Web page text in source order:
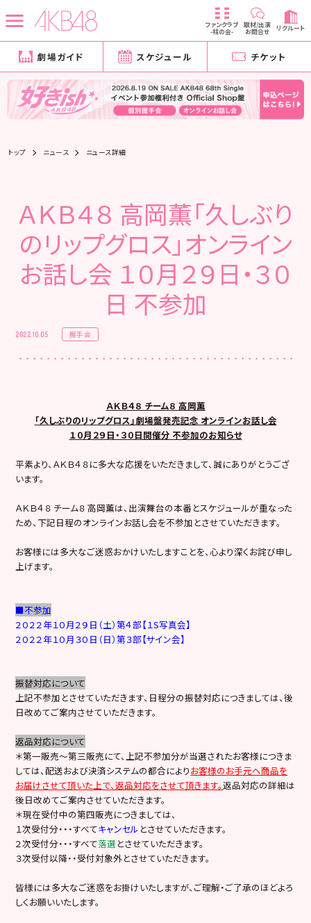
ファンクラブ
-柱の会-
取材/出演
お問合せ リクルート
劇場ガイド スケジュール チケット
トップ ニュース ニュース詳細
ＡＫＢ４８ 高岡薫「久しぶり
のリップグロス」オンライン
お話し会 １０月２９日・３０
日 不参加
2022.10.05 握手会
ＡＫＢ４８ チーム８ 高岡薫
「久しぶりのリップグロス」劇場盤発売記念 オンラインお話し会
１０月２９日・３０日開催分 不参加のお知らせ
平素より、ＡＫＢ４８に多大な応援をいただきまして、誠にありがとうござ
います。
ＡＫＢ４８ チーム８ 高岡薫は、出演舞台の本番とスケジュールが重なった
ため、下記日程のオンラインお話し会を不参加とさせていただきます。
お客様には多大なご迷惑おかけいたしますことを、心より深くお詫び申し
上げます。
■不参加
２０２２年１０月２９日（土）第４部【１S写真会】
２０２２年１０月３０日（日）第３部【サイン会】
振替対応について
上記不参加とさせていただきます、日程分の振替対応につきましては、後
日改めてご案内させていただきます。
返品対応について
＊第一販売～第三販売にて、上記不参加分が当選されたお客様につきま
しては、配送および決済システムの都合によりお客様のお手元へ商品を
お届けさせて頂いた上で、返品対応をさせて頂きます。返品対応の詳細は
後日改めてご案内させていただきます。
＊現在受付中の第四販売につきましては、
１次受付分・・・すべてキャンセル とさせていただきます。
２次受付分・・・すべて落選 とさせていただきます。
３次受付以降・・受付対象外とさせていただきます。
皆様には多大なご迷惑をお掛けいたしますが、ご理解・ご了承のほどよろ
しくお願いいたします。